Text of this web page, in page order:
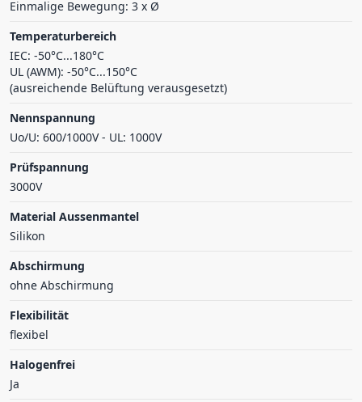
Einmalige Bewegung: 3 x Ø
Temperaturbereich
IEC: -50°C...180°C
UL (AWM): -50°C...150°C
(ausreichende Belüftung verausgesetzt)
Nennspannung
Uo/U: 600/1000V - UL: 1000V
Prüfspannung
3000V
Material Aussenmantel
Silikon
Abschirmung
ohne Abschirmung
Flexibilität
flexibel
Halogenfrei
Ja